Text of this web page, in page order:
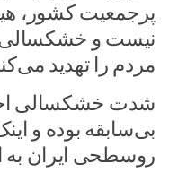
پرجمعیت کشور،
نیست و خشکسالی
مردم را تهدید
بی‌سابقه بوده و
روسطحی ایران به